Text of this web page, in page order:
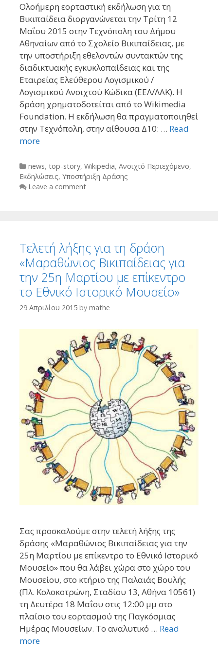
Ολοήμερη εορταστική εκδήλωση για τη
Βικιπαίδεια διοργανώνεται την Τρίτη 12
Μαΐου 2015 στην Τεχνόπολη του Δήμου
Αθηναίων από το Σχολείο Βικιπαίδειας, με
την υποστήριξη εθελοντών συντακτών της
διαδικτυακής εγκυκλοπαίδειας και της
Εταιρείας Ελεύθερου Λογισμικού /
Λογισμικού Ανοιχτού Κώδικα (ΕΕΛ/ΛΑΚ). Η
δράση χρηματοδοτείται από το Wikimedia
Foundation. Η εκδήλωση θα πραγματοποιηθεί
στην Τεχνόπολη, στην αίθουσα Δ10: … Read
more
Categories
news, top-story, Wikipedia, Ανοιχτό Περιεχόμενο,
Εκδηλώσεις, Υποστήριξη Δράσης
Leave a comment
Τελετή λήξης για τη δράση
«Μαραθώνιος Βικιπαίδειας για
την 25η Μαρτίου με επίκεντρο
το Εθνικό Ιστορικό Μουσείο»
29 Απριλίου 2015 by mathe
Σας προσκαλούμε στην τελετή λήξης της
δράσης «Μαραθώνιος Βικιπαίδειας για την
25η Μαρτίου με επίκεντρο το Εθνικό Ιστορικό
Μουσείο» που θα λάβει χώρα στο χώρο του
Μουσείου, στο κτήριο της Παλαιάς Βουλής
(Πλ. Κολοκοτρώνη, Σταδίου 13, Αθήνα 10561)
τη Δευτέρα 18 Μαΐου στις 12:00 μμ στο
πλαίσιο του εορτασμού της Παγκόσμιας
Ημέρας Μουσείων. Το αναλυτικό … Read
more